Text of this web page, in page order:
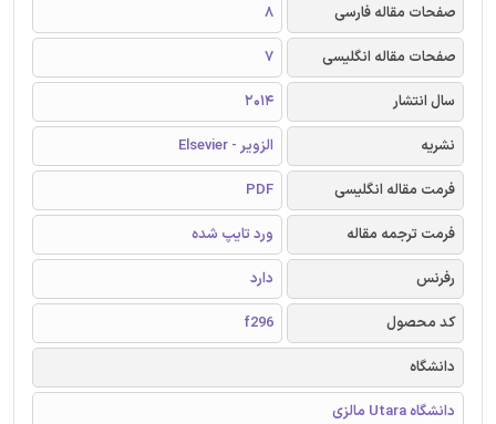
صفحات مقاله فارسی
8
صفحات مقاله انگلیسی
7
سال انتشار
2014
نشریه
الزویر - Elsevier
فرمت مقاله انگلیسی
PDF
فرمت ترجمه مقاله
ورد تایپ شده
رفرنس
دارد
کد محصول
f296
دانشگاه
دانشگاه Utara مالزی